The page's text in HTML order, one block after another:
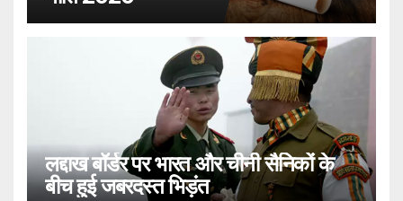
लद्दाख बॉर्डर पर भारत और चीनी सैनिकों के
बीच हुई जबरदस्त भिड़ंत